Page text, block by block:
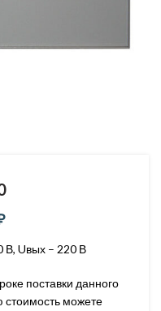
В, Uвых – 220 В
поставки данного
стоимость можете